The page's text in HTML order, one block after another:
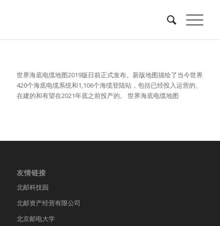
世界海底电缆地图2019版日前正式发布。新版地图描绘了当今世界
420个海底电缆系统和1,106个海缆登陆站，包括已经投入运营的、
在建的和有望在2021年底之前投产的。 世界海底电缆地图
友情链接
北邮科技园
北邮资产经营有限公司
北京邮电大学